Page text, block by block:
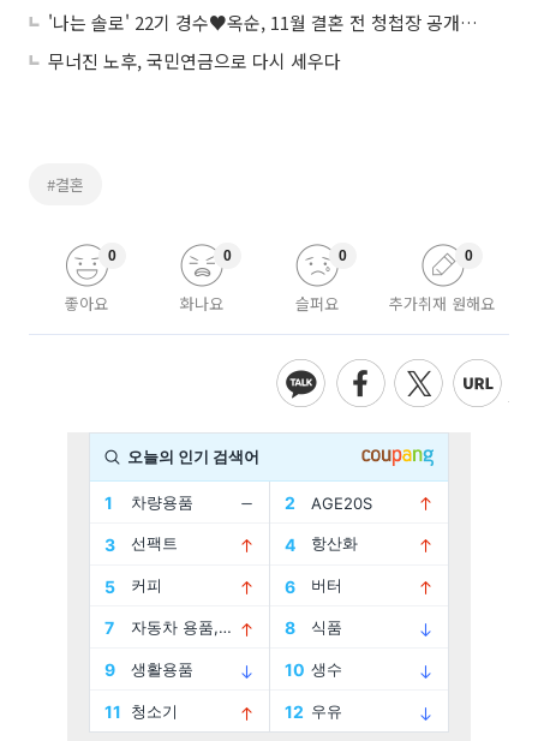
'나는 솔로' 22기 경수♥옥순, 11월 결혼 전 청첩장 공개⋯"준비 중 파혼 위기, 마음가짐 달라져"
무너진 노후, 국민연금으로 다시 세우다
#결혼
좋아요
0
화나요
0
슬퍼요
0
추가취재 원해요
0